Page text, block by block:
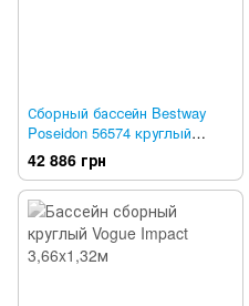
Сборный бассейн Bestway
Poseidon 56574 круглый
360x120 см из металла
42 886 грн